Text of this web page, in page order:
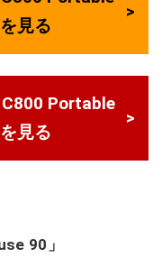
見る
Portable
見る
90」